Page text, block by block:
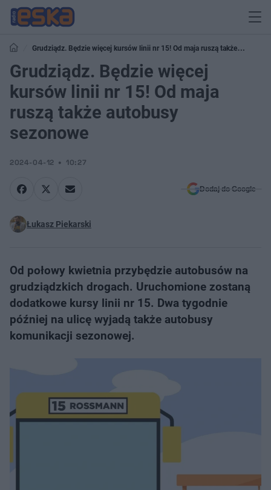
Grudziądz. Będzie więcej kursów linii nr 15! Od maja ruszą także
autobusy sezonowe
Grudziądz. Będzie więcej
kursów linii nr 15! Od maja
ruszą także autobusy
sezonowe
2024-04-12 10:27
Dodaj do Google
Łukasz Piekarski
Od połowy kwietnia przybędzie autobusów na
grudziądzkich drogach. Uruchomione zostaną
dodatkowe kursy linii nr 15. Dwa tygodnie
później na ulicę wyjadą także autobusy
komunikacji sezonowej.